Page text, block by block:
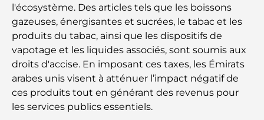
Hôtels 5 étoiles à Dubaï : un luxe inégalé pour
chaque voyageur
Que faire dans le centre-ville de Dubaï : votre
guide ultime
Les meilleurs iftars à Dubaï : 7 adresses
incontournables pour un repas de Ramadan
l'écosystème. Des articles tels que les boissons
gazeuses, énergisantes et sucrées, le tabac et les
produits du tabac, ainsi que les dispositifs de
vapotage et les liquides associés, sont soumis aux
droits d'accise. En imposant ces taxes, les Émirats
arabes unis visent à atténuer l’impact négatif de
ces produits tout en générant des revenus pour
les services publics essentiels.